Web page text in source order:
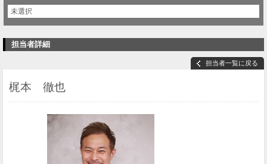
未選択
担当者詳細
担当者一覧に戻る
梶本 徹也